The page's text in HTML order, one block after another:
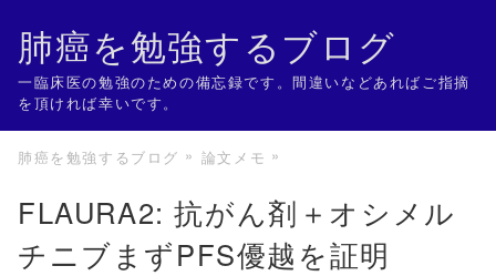
肺癌を勉強するブログ
一臨床医の勉強のための備忘録です。間違いなどあればご指摘
を頂ければ幸いです。
肺癌を勉強するブログ 論文メモ
FLAURA2: 抗がん剤＋オシメル
チニブまずPFS優越を証明